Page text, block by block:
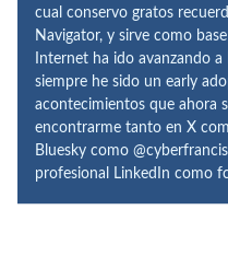
cual conservo gratos
Navigator, y sirve como
Internet ha ido avanzando
siempre he sido un early
acontecimientos que ahora
encontrarme tanto en X
Bluesky como
profesional LinkedIn como